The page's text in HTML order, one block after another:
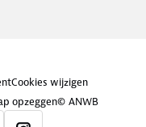
Cookies wijzigen
opzeggen© ANWB